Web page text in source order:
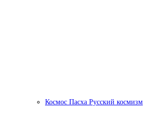
Космос Пасха Русский космизм